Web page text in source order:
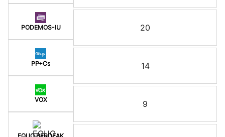
PODEMOS-IU
PP+Cs
VOX
EQUO BERDEAK
20
14
9